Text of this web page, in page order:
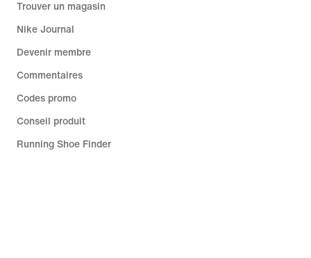
Trouver un magasin
Nike Journal
Devenir membre
Commentaires
Codes promo
Conseil produit
Running Shoe Finder